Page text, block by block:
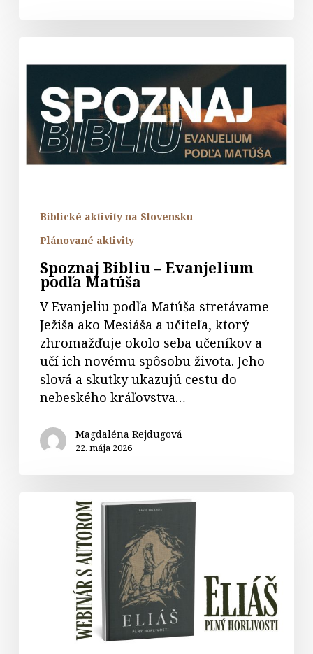
Bibliu
Evanjelium
podľa
Matúša
Biblické aktivity na Slovensku
Plánované aktivity
Spoznaj Bibliu – Evanjelium
podľa Matúša
V Evanjeliu podľa Matúša stretávame
Ježiša ako Mesiáša a učiteľa, ktorý
zhromažďuje okolo seba učeníkov a
učí ich novému spôsobu života. Jeho
slová a skutky ukazujú cestu do
nebeského kráľovstva…
Magdaléna Rejdugová
22. mája 2026
WEBINÁR
publikácie